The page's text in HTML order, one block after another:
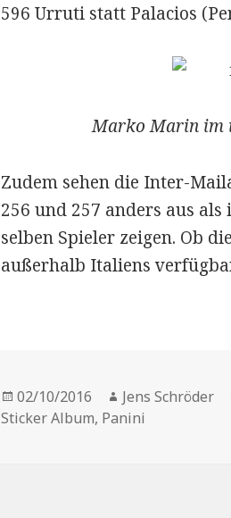
596 Urruti statt Palacios
Marko Marin im
Zudem sehen die Inter-
256 und 257 anders aus
selben Spieler zeigen. Ob
außerhalb Italiens
Veröffentlicht
am
02/10/2016 Autor
Jens Schröder
Sticker Album, Panini